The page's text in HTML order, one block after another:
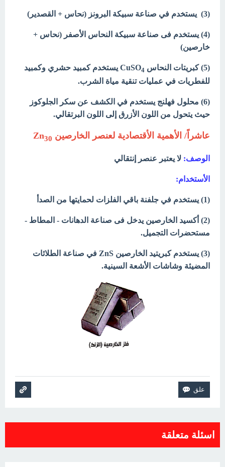
(3) يستخدم في صناعة سبيكة البرونز (نحاس + القصدير)
(4) يستخدم فى صناعة سبيكة النحاس الأصفر (نحاس +
خارصين)
(5) كبريتات النحاس CuSO 4
يستخدم كمبيد حشري وكمبيد
للفطريات في عمليات تنقية مياة الشرب.
(6) محلول فهلنج يستخدم في الكشف عن سكر الجلوكوز
حيث يتحول من اللون الأزرق إلى اللون البرتقالي.
عاشراً/ الأهمية الأقتصادية لعنصر الخارصين Zn 30
الوصف: لا يعتبر عنصر إنتقالي
الأستخدام:
(1) يستخدم في جلفنة باقي الفلزات لحمايتها من الصدأ
(2) أكسيد الخارصين يدخل فى صناعة الدهانات - المطاط -
مستحضرات التجميل.
(3) يستخدم كبريتيد الخارصين ZnS في صناعة الطلائات
المضيئة وشاشات الأشعة السينية.
اسئلة متعلقة